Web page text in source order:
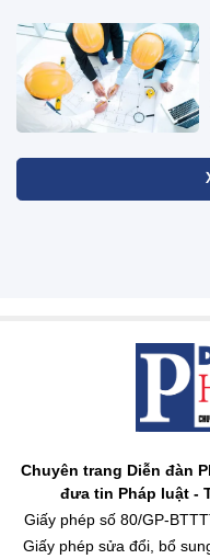
Chuyên trang Diễn đàn
đưa tin Pháp luật -
Giấy phép số 80/GP-
Giấy phép sửa đổi, bổ